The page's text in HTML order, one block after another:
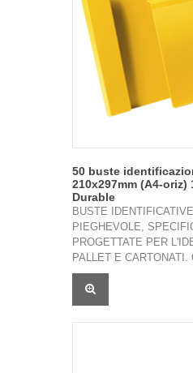
50 buste
210x297mm (A4-oriz)
Durable
BUSTE
PIEGHEVOLE,
PROGETTATE PER
PALLET E